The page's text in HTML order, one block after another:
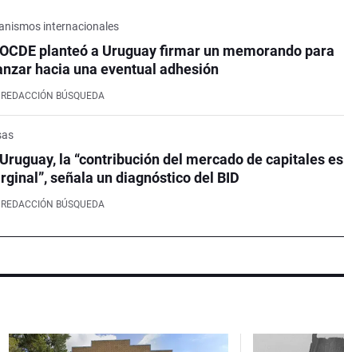
internacionales
planteó a Uruguay firmar un memorando para
hacia una eventual adhesión
REDACCIÓN BÚSQUEDA
la “contribución del mercado de capitales es
señala un diagnóstico del BID
REDACCIÓN BÚSQUEDA